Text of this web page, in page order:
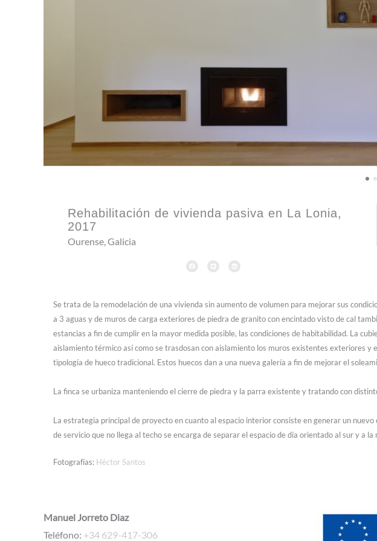
Rehabilitación de vivienda pasiva en La Lonia,
2017
Ourense, Galicia
Se trata de la remodelación de una vivienda sin aumento de volumen para mejorar sus
a 3 aguas y de muros de carga exteriores de piedra de granito con encintado visto de cal
estancias a fin de cumplir en la mayor medida posible, las condiciones de habitabilidad. La
aislamiento térmico así como se trasdosan con aislamiento los muros existentes exteriores y
tipología de hueco tradicional. Estos huecos dan a una nueva galería a fin de mejorar el
La finca se urbaniza manteniendo el cierre de piedra y la parra existente y tratando con
La estrategia principal de proyecto en cuanto al espacio interior consiste en generar un
de servicio que no llega al techo se encarga de separar el espacio de día orientado al sur y a
Fotografías: Héctor Santos
Manuel Jorreto Diaz
Teléfono: +34 629-417-306